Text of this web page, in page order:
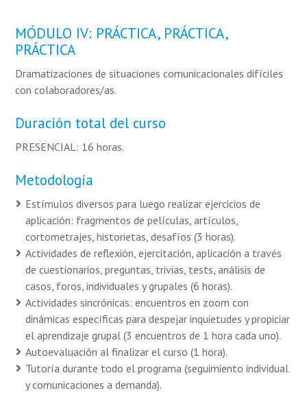
MÓDULO IV: PRÁCTICA, PRÁCTICA,
PRÁCTICA
Dramatizaciones de situaciones comunicacionales difíciles
con colaboradores/as.
Duración total del curso
PRESENCIAL: 16 horas.
Metodología
Estímulos diversos para luego realizar ejercicios de
aplicación: fragmentos de películas, artículos,
cortometrajes, historietas, desafíos (3 horas).
Actividades de reflexión, ejercitación, aplicación a través
de cuestionarios, preguntas, trivias, tests, análisis de
casos, foros, individuales y grupales (6 horas).
Actividades sincrónicas: encuentros en zoom con
dinámicas específicas para despejar inquietudes y propiciar
el aprendizaje grupal (3 encuentros de 1 hora cada uno).
Autoevaluación al finalizar el curso (1 hora).
Tutoría durante todo el programa (seguimiento individual
y comunicaciones a demanda).